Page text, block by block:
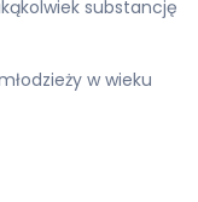
substancję
w wieku